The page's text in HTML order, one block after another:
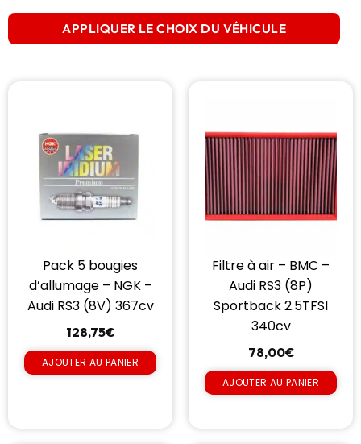
APPLIQUER LE CHOIX DU VÉHICULE
Pack 5 bougies
d’allumage – NGK –
Audi RS3 (8V) 367cv
128,75€
AJOUTER AU PANIER
Filtre à air – BMC –
Audi RS3 (8P)
Sportback 2.5TFSI
340cv
78,00€
AJOUTER AU PANIER